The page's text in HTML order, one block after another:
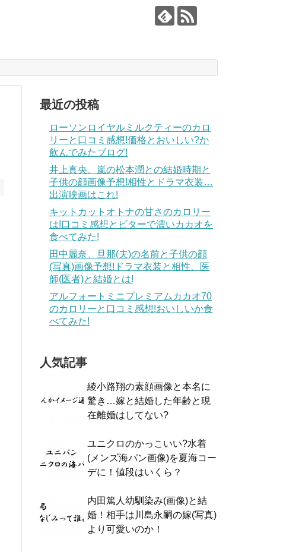
最近の投稿
ローソンロイヤルミルクティーのカロ
リーと口コミ感想!価格とおいしい?か
飲んでみたブログ!
井上真央、嵐の松本潤との結婚時期と
子供の顔画像予想!相性とドラマ衣装…
出演映画はこれ!
キットカットオトナの甘さのカロリー
は!口コミ感想とビターで濃いカカオを
食べてみた!
田中麗奈、旦那(夫)の名前と子供の顔
(写真)画像予想!ドラマ衣装と相性、医
師(医者)と結婚とは!
アルフォートミニプレミアムカカオ70
のカロリーと口コミ感想!おいしいか食
べてみた!
人気記事
綾小路翔の素顔画像と本名に
驚き…嫁と結婚した年齢と現
在離婚はしてない?
ユニクロのかっこいい?水着
(メンズ海パン画像)を夏海コー
デに！値段はいくら？
内田篤人幼馴染み(画像)と結
婚！相手は川島永嗣の嫁(写真)
より可愛いのか！